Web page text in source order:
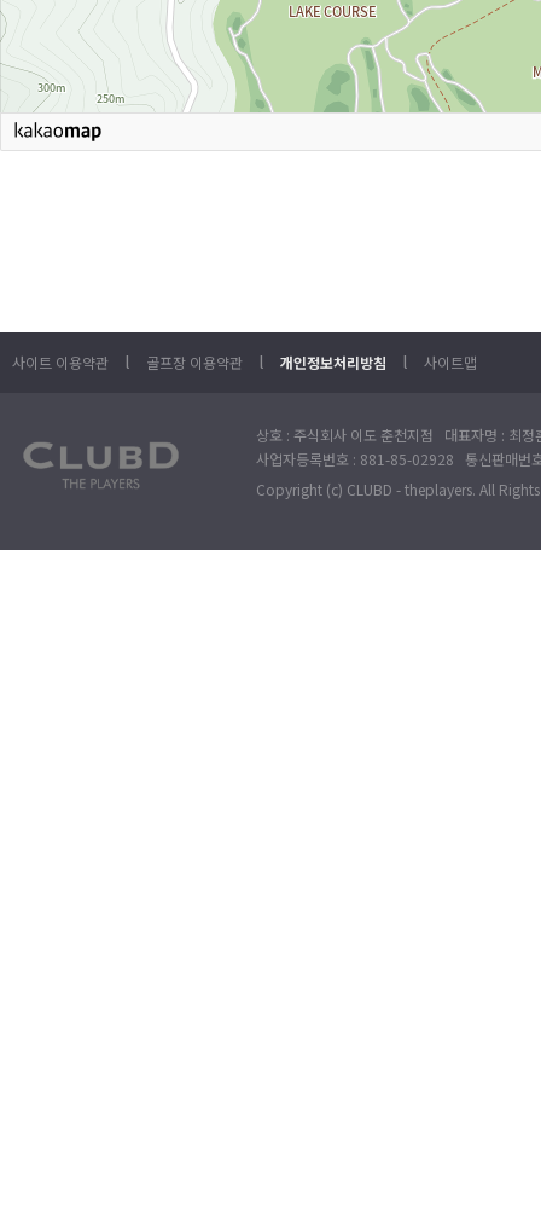
사이트 이용약관 l 골프장 이용약관 l 개인정보처리방침 l 사이트맵
상호 : 주식회사 이도 춘천지점 대표자명 : 최
사업자등록번호 : 881-85-02928 통신판매번
Copyright (c) CLUBD - theplayers. All